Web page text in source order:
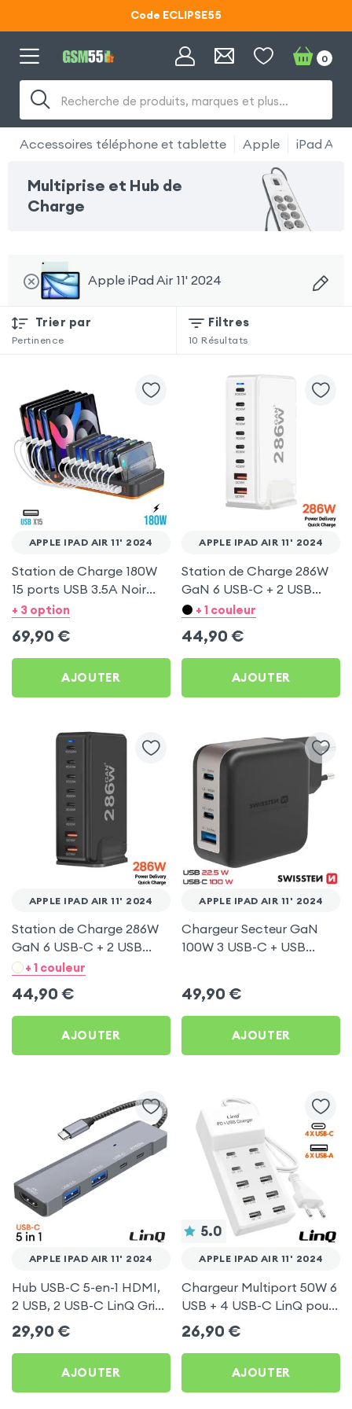
Code ECLIPSE55
Recherche de produits, marques et plus…
0
Accessoires téléphone et tablette Apple iPad Air
Multiprise et Hub de
Charge
Apple iPad Air 11' 2024
Trier par
Pertinence
Filtres
10 Résultats
APPLE IPAD AIR 11' 2024
Station de Charge 180W
15 ports USB 3.5A Noir
pour Apple iPad Air 11'
+ 3 option
69,90 €
AJOUTER
APPLE IPAD AIR 11' 2024
Station de Charge 286W
GaN 6 USB-C + 2 USB
Blanc pour Apple iPad Air
+ 1 couleur
44,90 €
AJOUTER
APPLE IPAD AIR 11' 2024
Station de Charge 286W
GaN 6 USB-C + 2 USB
Noir pour Apple iPad Air
+ 1 couleur
44,90 €
AJOUTER
APPLE IPAD AIR 11' 2024
Chargeur Secteur GaN
100W 3 USB-C + USB
49,90 €
AJOUTER
APPLE IPAD AIR 11' 2024
Hub USB-C 5-en-1 HDMI,
2 USB, 2 USB-C LinQ Gris
pour Apple iPad Air 11'
2024
29,90 €
AJOUTER
5.0
APPLE IPAD AIR 11' 2024
Chargeur Multiport 50W 6
USB + 4 USB-C LinQ pour
Apple iPad Air 11' 2024
26,90 €
AJOUTER